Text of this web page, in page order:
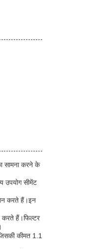
सामना करने के
उपयोग सीमेंट
करते हैं।इन
करते हैं।फिल्टर
कीमत 1.1